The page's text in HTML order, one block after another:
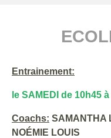
Entrainement:
le SAMEDI de 10h45
Coachs: SAMANTHA
NOÉMIE LOUIS